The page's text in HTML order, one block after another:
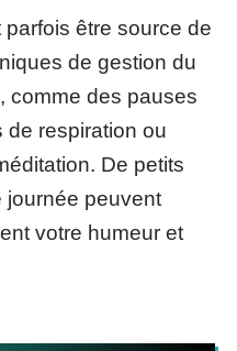
être source de
de gestion du
comme des pauses
de respiration ou
De petits
journée peuvent
votre humeur et